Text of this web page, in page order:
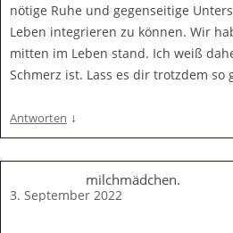
nötige Ruhe und gegenseitige
Leben integrieren zu können. Wir
mitten im Leben stand. Ich weiß
Schmerz ist. Lass es dir trotzdem so
Antworten ↓
milchmädchen.
3. September 2022